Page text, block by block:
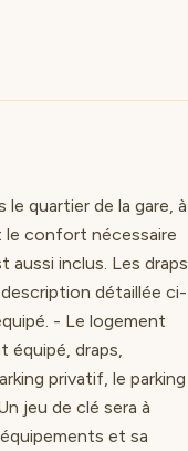
quartier de la gare, à
le confort nécessaire
aussi inclus. Les draps
détaillée ci-
- Le logement
draps,
privatif, le parking
jeu de clé sera à
et sa